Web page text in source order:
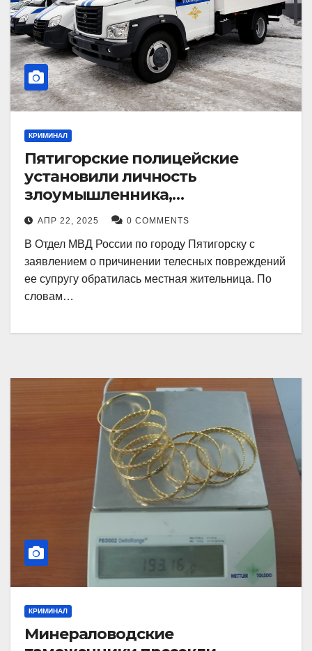
КРИМИНАЛ
Пятигорские полицейские
установили личность
злоумышленника,
причинившего телесные
повреждения местному жителю
АПР 22, 2025 0 COMMENTS
В Отдел МВД России по городу Пятигорску с
заявлением о причинении телесных повреждений
ее супругу обратилась местная жительница. По
словам…
КРИМИНАЛ
Минераловодские